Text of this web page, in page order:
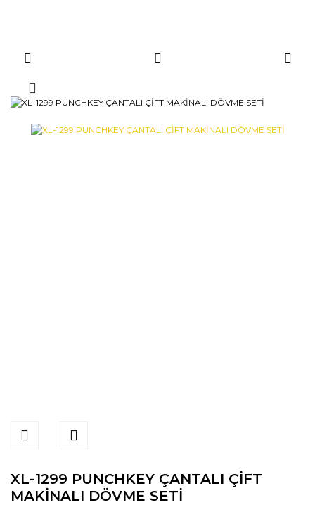
XL-1299 PUNCHKEY ÇANTALI ÇİFT
MAKİNALI DÖVME SETİ